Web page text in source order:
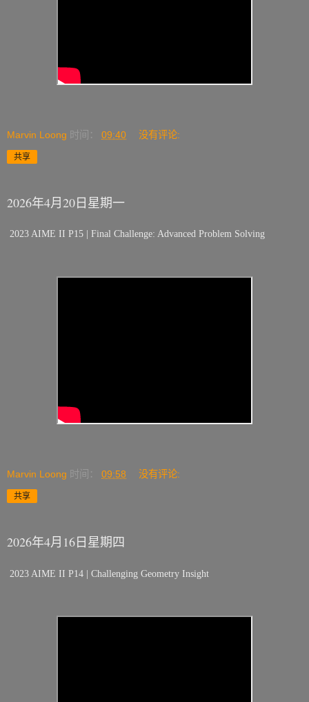
Marvin Loong 时间： 09:40 没有评论:
共享
2026年4月20日星期一
2023 AIME II P15 | Final Challenge: Advanced Problem Solving
Marvin Loong 时间： 09:58 没有评论:
共享
2026年4月16日星期四
2023 AIME II P14 | Challenging Geometry Insight